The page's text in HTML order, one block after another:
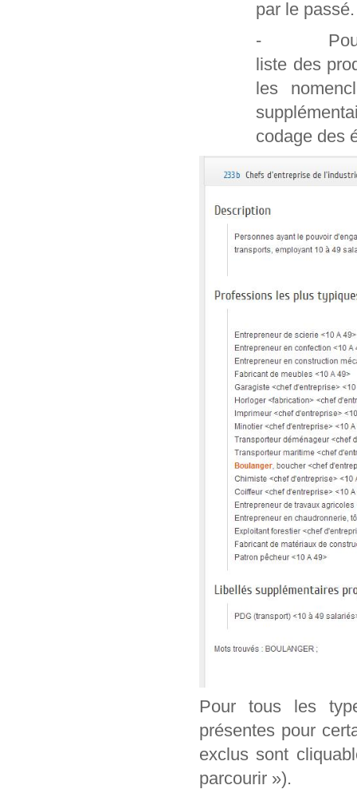
par le passé.
- Pour les
liste des
les
codage des
Pour tous les
présentes pour
exclus sont
parcourir »).